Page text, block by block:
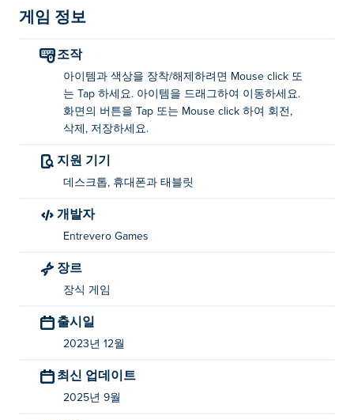
디자인이 마음에 들면 왼쪽 버튼을 눌러 저장하세요. 꿈꿔
코지 룸 디자인은 어떻게 플레이하나요?
아이템/색상을 관리하려면 클릭하거나 탭하여 장착하거
나 장착 해제하세요. 아이템을 원하는 위치로 드래그하세
요. 회전 버튼을 사용하여 위치를 조정하세요. 아이템을
제거하려면 삭제 버튼을 사용하세요. 저장 버튼을 탭하여
제작물을 저장하세요.
Cozy Room Design을 만든 사람은 누구인가요?
Cozy Room Design은 Entrevero Games에서 제작했습니
다. Entrevero Games에는 다른 멋진 게임도 있습니다.
Bearsus
Cozy Room Design을 무료로 플레이하려면 어
떻게 해야 하나요?
Poki에서 Cozy Room Design을 무료로 플레이할 수 있습
게임 정보
조작
아이템과 색상을 장착/해제하려면 Mouse click 또
는 Tap 하세요. 아이템을 드래그하여 이동하세요.
화면의 버튼을 Tap 또는 Mouse click 하여 회전,
삭제, 저장하세요.
지원 기기
데스크톱, 휴대폰과 태블릿
개발자
Entrevero Games
장르
장식 게임
출시일
2023년 12월
최신 업데이트
2025년 9월